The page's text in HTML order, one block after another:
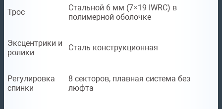
Трос
Стальной 6 мм (7×19 IWRC) в
полимерной оболочке
Эксцентрики и
ролики
Сталь конструкционная
Регулировка
спинки
8 секторов, плавная система без
люфта